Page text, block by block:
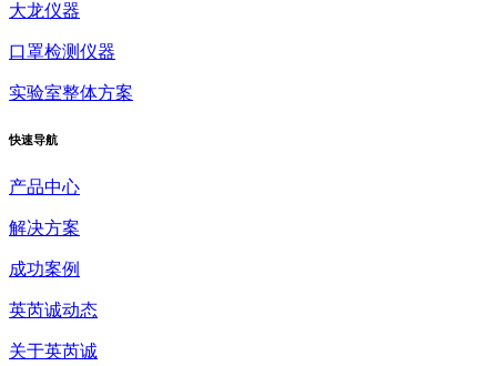
大龙仪器
口罩检测仪器
实验室整体方案
快速导航
产品中心
解决方案
成功案例
英芮诚动态
关于英芮诚